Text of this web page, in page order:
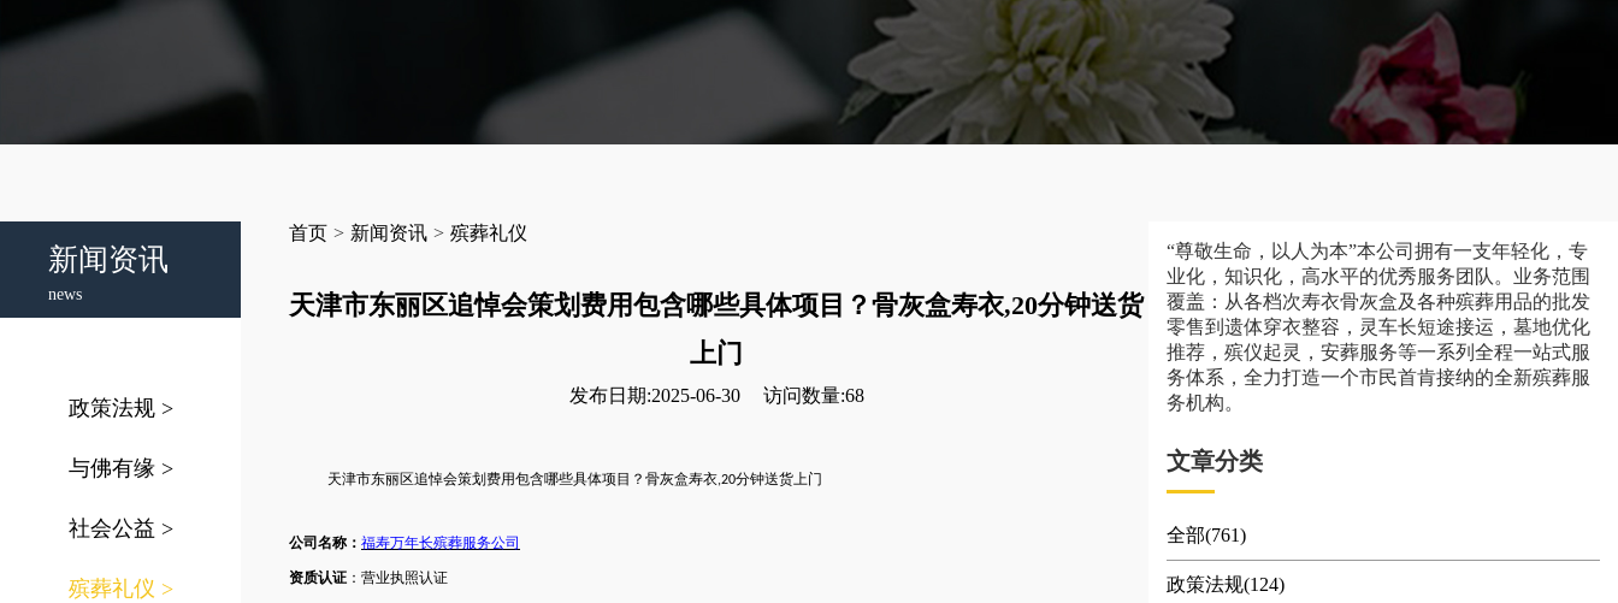
新闻资讯
news
政策法规 >
与佛有缘 >
社会公益 >
殡葬礼仪 >
首页 > 新闻资讯 > 殡葬礼仪
天津市东丽区追悼会策划费用包含哪些具体项目？骨灰盒寿衣,20分钟送货
上门
发布日期:2025-06-30 访问数量:68
天津市东丽区追悼会策划费用包含哪些具体项目？ 骨灰盒寿衣,20分钟送货上门
公司名称： 福寿万年长殡葬服务公司
资质认证 ：营业执照认证
“尊敬生命，以人为本”本公司拥有一支年轻化，专
业化，知识化，高水平的优秀服务团队。业务范围
覆盖：从各档次寿衣骨灰盒及各种殡葬用品的批发
零售到遗体穿衣整容，灵车长短途接运，墓地优化
推荐，殡仪起灵，安葬服务等一系列全程一站式服
务体系，全力打造一个市民首肯接纳的全新殡葬服
务机构。
文章分类
全部(761)
政策法规(124)